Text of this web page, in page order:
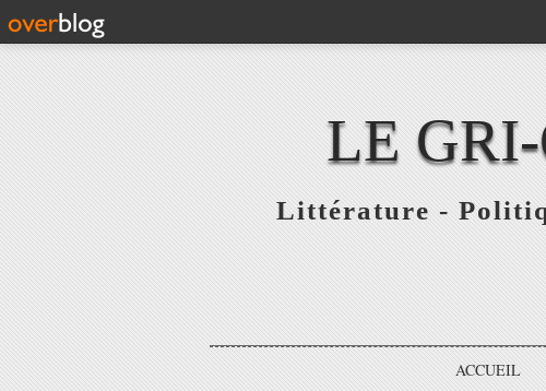
LE
Littérature -
ACCUEIL